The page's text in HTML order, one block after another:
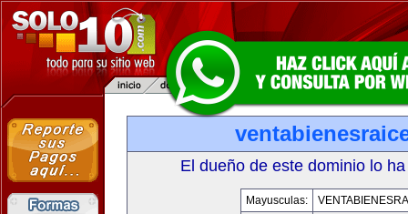
El dueño de este dominio lo
Mayusculas: